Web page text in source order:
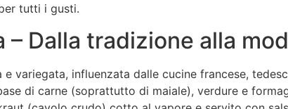
tutti i gusti.
– Dalla tradizione alla
variegata, influenzata dalle cucine francese,
di carne (soprattutto di maiale), verdure e